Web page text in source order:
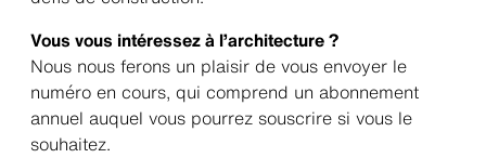
Vous vous intéressez à l’architecture ?
Nous nous ferons un plaisir de vous envoyer le
numéro en cours, qui comprend un abonnement
annuel auquel vous pourrez souscrire si vous le
souhaitez.